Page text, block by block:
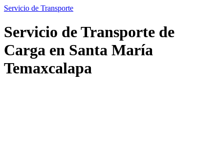
Servicio de Transporte
Servicio de Transporte de
Carga en Santa María
Temaxcalapa